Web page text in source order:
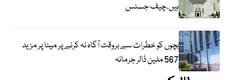
ہیں،چیف جسٹس
بچوں کو خطرات سے بروقت آگاہ نہ کرنے پر میٹا پر مزید
567 ملین ڈالر جرمانہ